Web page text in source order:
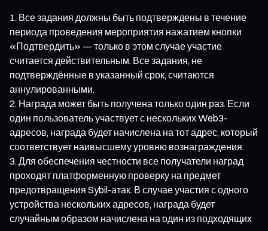
Все задания должны быть подтверждены в течение
периода проведения мероприятия нажатием кнопки
«Подтвердить» — только в этом случае участие
считается действительным. Все задания, не
подтверждённые в указанный срок, считаются
аннулированными.
Награда может быть получена только один раз. Если
один пользователь участвует с нескольких Web3-
адресов, награда будет начислена на тот адрес, который
соответствует наивысшему уровню вознаграждения.
Для обеспечения честности все получатели наград
проходят платформенную проверку на предмет
предотвращения Sybil-атак. В случае участия с одного
устройства нескольких адресов, награда будет
случайным образом начислена на один из подходящих